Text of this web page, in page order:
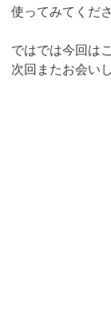
使ってみてくだ
ではでは今回は
次回またお会い